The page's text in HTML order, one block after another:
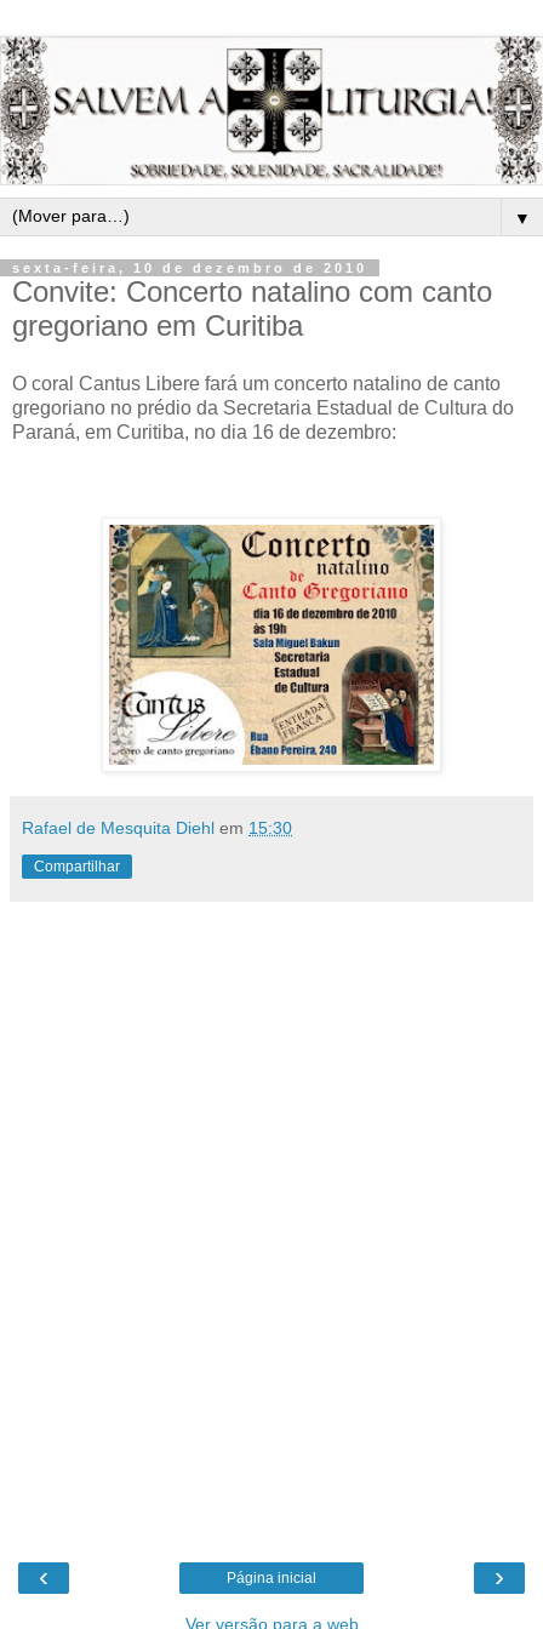
▼
sexta-feira, 10 de dezembro de 2010
Convite: Concerto natalino com canto
gregoriano em Curitiba
O coral Cantus Libere fará um concerto natalino de canto
gregoriano no prédio da Secretaria Estadual de Cultura do
Paraná, em Curitiba, no dia 16 de dezembro:
Rafael de Mesquita Diehl em 15:30
Compartilhar
‹ ›
Página inicial
Ver versão para a web